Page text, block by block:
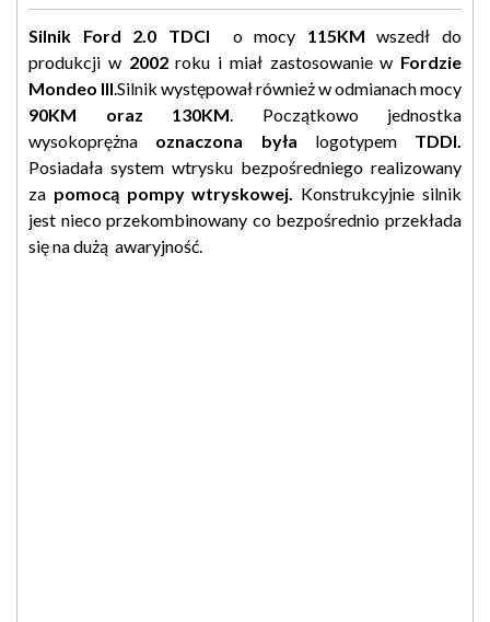
Silnik Ford 2.0 TDCI o mocy 115KM wszedł do
produkcji w2002roku i miał zastosowanie w Fordzie
Mondeo III.Silnik występował również w odmianach mocy
90KM oraz 130KM. Początkowo jednostka
wysokoprężna oznaczona była logotypem TDDI.
Posiadała system wtrysku bezpośredniego realizowany
za pomocą pompy wtryskowej. Konstrukcyjnie silnik
jest nieco przekombinowany co bezpośrednio przekłada
się na dużą awaryjność.